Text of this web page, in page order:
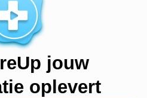
jouw
oplevert